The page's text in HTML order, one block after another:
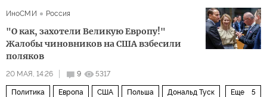
ИноСМИ
Россия
"О как, захотели Великую Европу!"
Жалобы чиновников на США взбесили
поляков
20 МАЯ, 14:26 9 5317
Еще 5
Политика Европа США Польша Дональд Туск